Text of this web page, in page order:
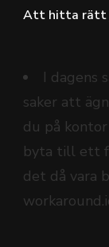
Att hitta rätt
I dagens
saker att
du på
byta till ett
det då vara